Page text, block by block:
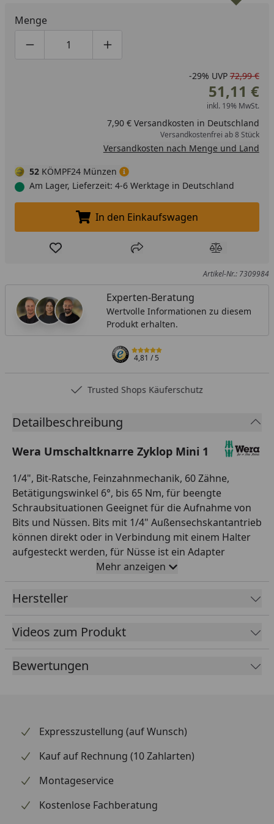
Menge
Produktmenge um eins verringern
Produktmenge manuell eingeben
Produktmenge um eins erhöhen
-29% UVP 72,99 €
51,11 €
inkl. 19% MwSt.
7,90 € Versandkosten in Deutschland
Versandkostenfrei ab 8 Stück
Versandkosten nach Menge und Land
52 KÖMPF24 Münzen
Am Lager, Lieferzeit: 4-6 Werktage in Deutschland
In den Einkaufswagen legen
In den Einkaufswagen
Produkt zur Wunschliste hinzufügen
Teilen Produkt
Artikel-Nr.: 7309984
Experten-Beratung
Wertvolle Informationen zu diesem
Produkt erhalten.
4,81/ 5
Trusted Shops Käuferschutz
Detailbeschreibung
Wera Umschaltknarre Zyklop Mini 1
1/4", Bit-Ratsche, Feinzahnmechanik, 60 Zähne,
Betätigungswinkel 6°, bis 65 Nm, für beengte
Schraubsituationen Geeignet für die Aufnahme von
Bits und Nüssen. Bits mit 1/4" Außensechskantantrieb
können direkt oder in Verbindung mit einem Halter
aufgesteckt werden, für Nüsse ist ein Adapter
erforderlich (im Lieferumfang enthalten).
Gesenkgeschmiedete Vollstahlausführung mit
Rändelrad, Links-/ Rechtsumschaltung, ergonomisch
Mehr anzeigen
Hersteller
Videos zum Produkt
Bewertungen
Expresszustellung (auf Wunsch)
Kauf auf Rechnung (10 Zahlarten)
Montageservice
Kostenlose Fachberatung